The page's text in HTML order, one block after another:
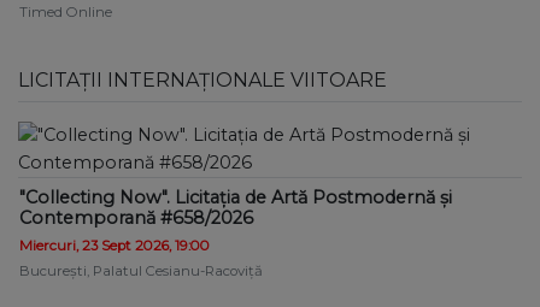
Timed Online
LICITAȚII INTERNAȚIONALE VIITOARE
"Collecting Now". Licitația de Artă Postmodernă și
Contemporană #658/2026
Miercuri, 23 Sept 2026, 19:00
București, Palatul Cesianu-Racoviță